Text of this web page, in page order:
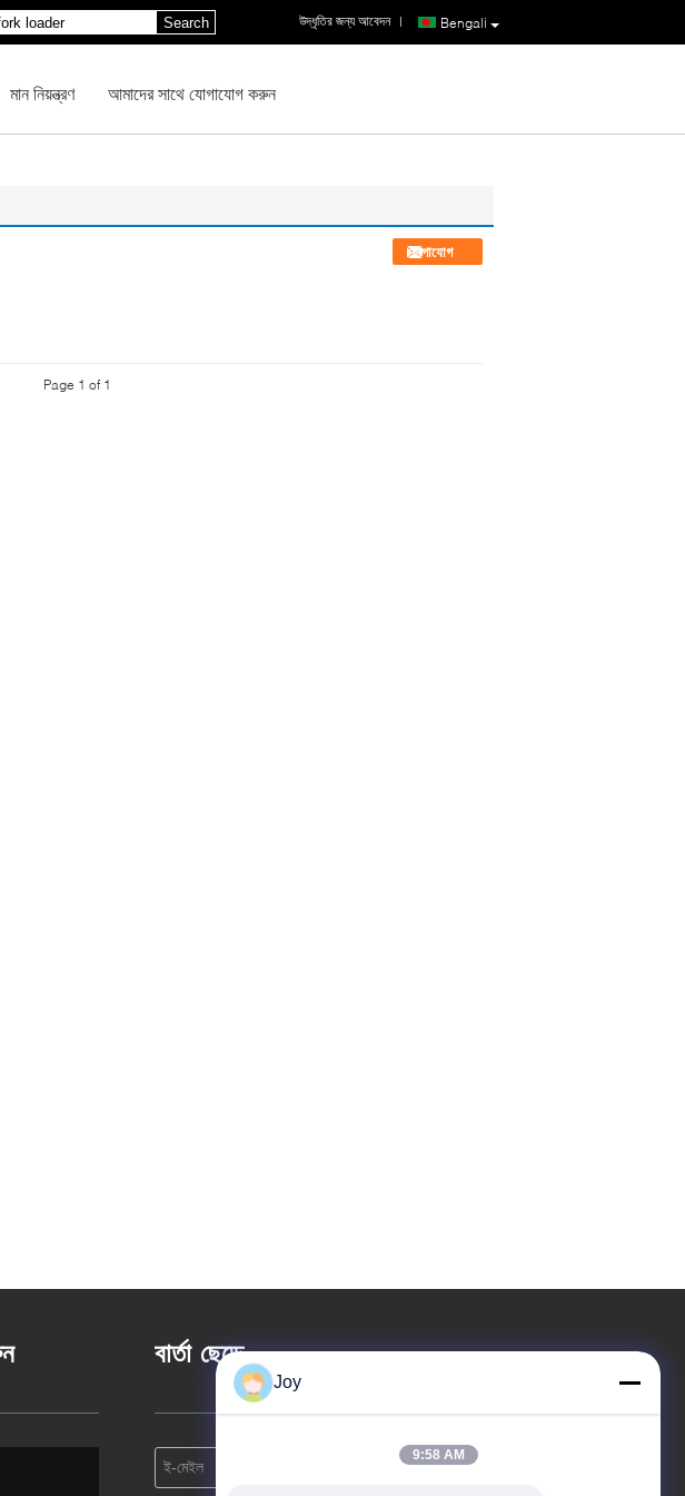
Bengali
উদ্ধৃতির জন্য আবেদন |
Search
মান নিয়ন্ত্রণ আমাদের সাথে যোগাযোগ করুন
যোগাযোগ
Page 1 of 1
বার্তা ছেড়ে
Joy
9:58 AM